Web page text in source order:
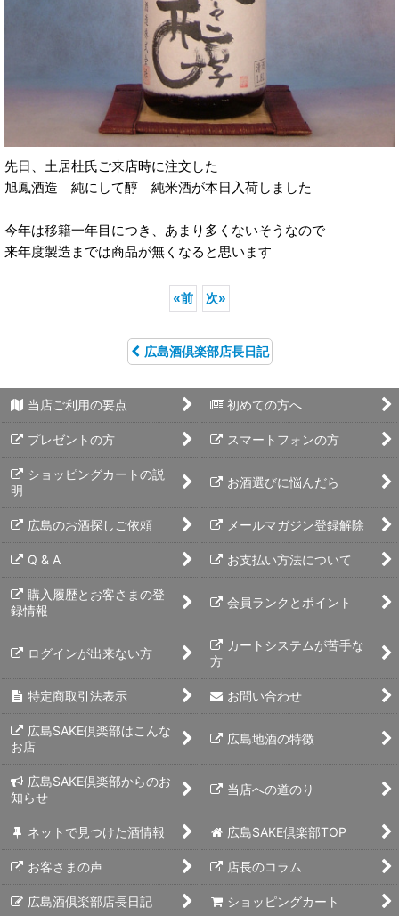
先日、土居杜氏ご来店時に注文した
旭鳳酒造 純にして醇 純米酒が本日入荷しました
今年は移籍一年目につき、あまり多くないそうなので
来年度製造までは商品が無くなると思います
«前 次»
広島酒倶楽部店長日記
当店ご利用の要点 初めての方へ
プレゼントの方 スマートフォンの方
ショッピングカートの説
明
お酒選びに悩んだら
広島のお酒探しご依頼 メールマガジン登録解除
Q & A お支払い方法について
購入履歴とお客さまの登
録情報
会員ランクとポイント
ログインが出来ない方
カートシステムが苦手な
方
特定商取引法表示 お問い合わせ
広島SAKE倶楽部はこんな
お店
広島地酒の特徴
広島SAKE倶楽部からのお
知らせ
当店への道のり
ネットで見つけた酒情報 広島SAKE倶楽部TOP
お客さまの声 店長のコラム
広島酒倶楽部店長日記 ショッピングカート